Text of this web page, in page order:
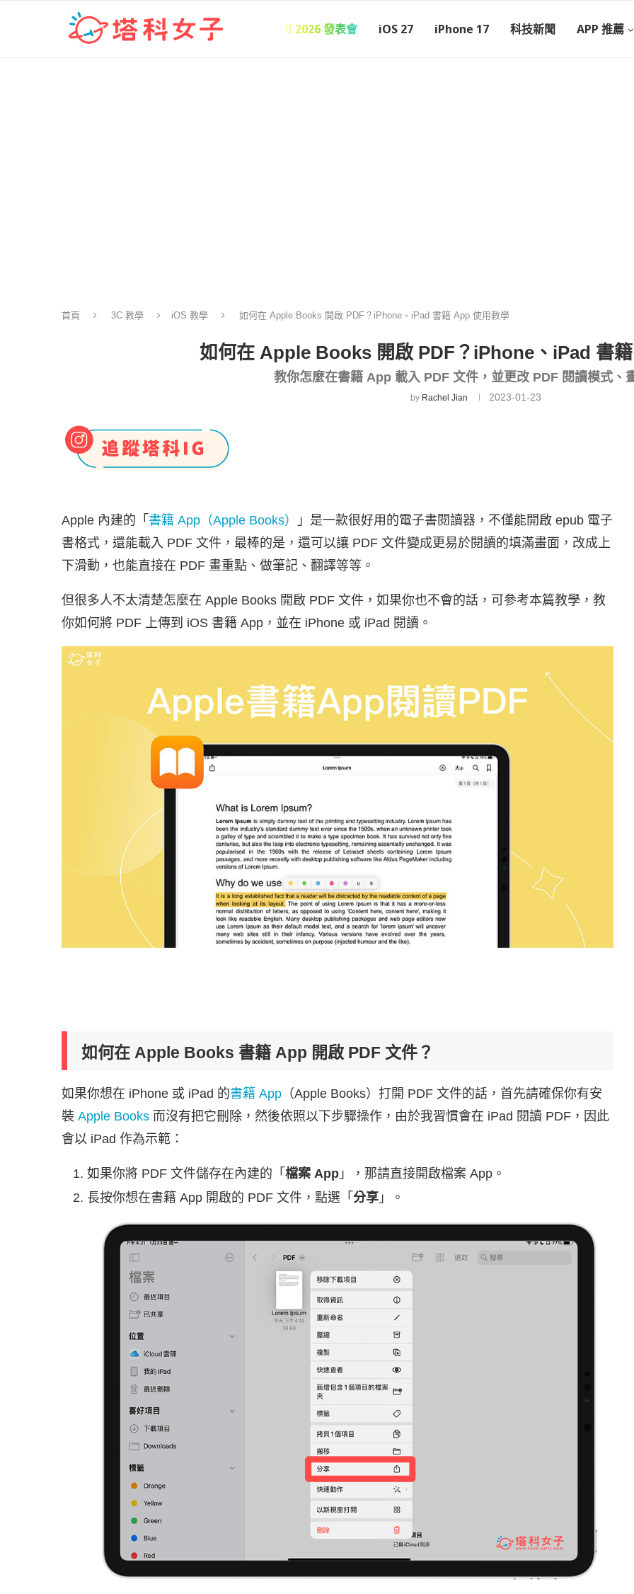
 2026 發表會 iOS 27 iPhone 17 科技新聞 APP 推薦
首頁 3C 教學 iOS 教學 如何在 Apple Books 開啟 PDF？iPhone、iPad 書籍 App 使用教學
如何在 Apple Books 開啟 PDF？iPhone、iPad 書
教你怎麼在書籍 App 載入 PDF 文件，並更改 PDF 閱讀模式、
by Rachel Jian 2023-01-23
Apple 內建的「 書籍 App（Apple Books）
」是一款很好用的電子書閱讀器，不僅能開啟 epub 電子
書格式，還能載入 PDF 文件，最棒的是，還可以讓 PDF 文件變成更易於閱讀的填滿畫面，改成上
下滑動，也能直接在 PDF 畫重點、做筆記、翻譯等等。
但很多人不太清楚怎麼在 Apple Books 開啟 PDF 文件，如果你也不會的話，可參考本篇教學，教
你如何將 PDF 上傳到 iOS 書籍 App，並在 iPhone 或 iPad 閱讀。
如何在 Apple Books 書籍 App 開啟 PDF 文件？
如果你想在 iPhone 或 iPad 的書籍 App （Apple Books）打開 PDF 文件的話，首先請確保你有安
裝 Apple Books 而沒有把它刪除，然後依照以下步驟操作，由於我習慣會在 iPad 閱讀 PDF，因此
會以 iPad 作為示範：
如果你將 PDF 文件儲存在內建的「 檔案 App 」，那請直接開啟檔案 App。
長按你想在書籍 App 開啟的 PDF 文件，點選「 分享 」。